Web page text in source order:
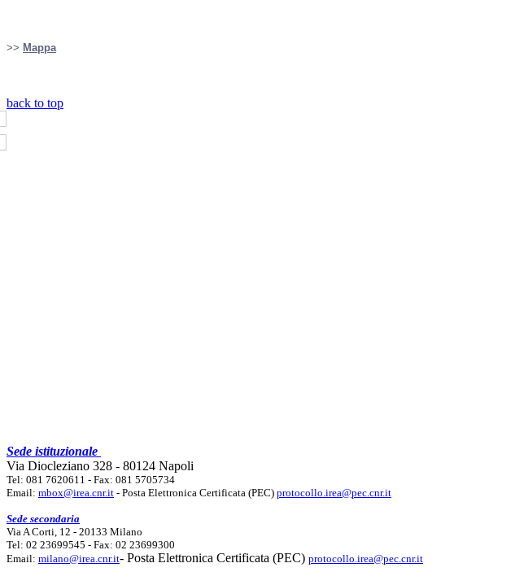
>> Mappa
back to top
Sede istituzionale
Via Diocleziano 328 - 80124 Napoli
Tel: 081 7620611 - Fax: 081 5705734
Email: mbox@irea.cnr.it - Posta Elettronica Certificata (PEC) protocollo.irea@pec.cnr.it
Sede secondaria
Via A Corti, 12 - 20133 Milano
Tel: 02 23699545 - Fax: 02 23699300
Email: milano@irea.cnr.it- Posta Elettronica Certificata (PEC) protocollo.irea@pec.cnr.it